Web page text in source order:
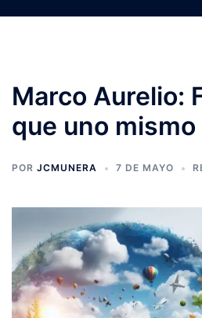
Marco Aurelio:
que uno mismo
POR JCMUNERA 7 DE MAYO